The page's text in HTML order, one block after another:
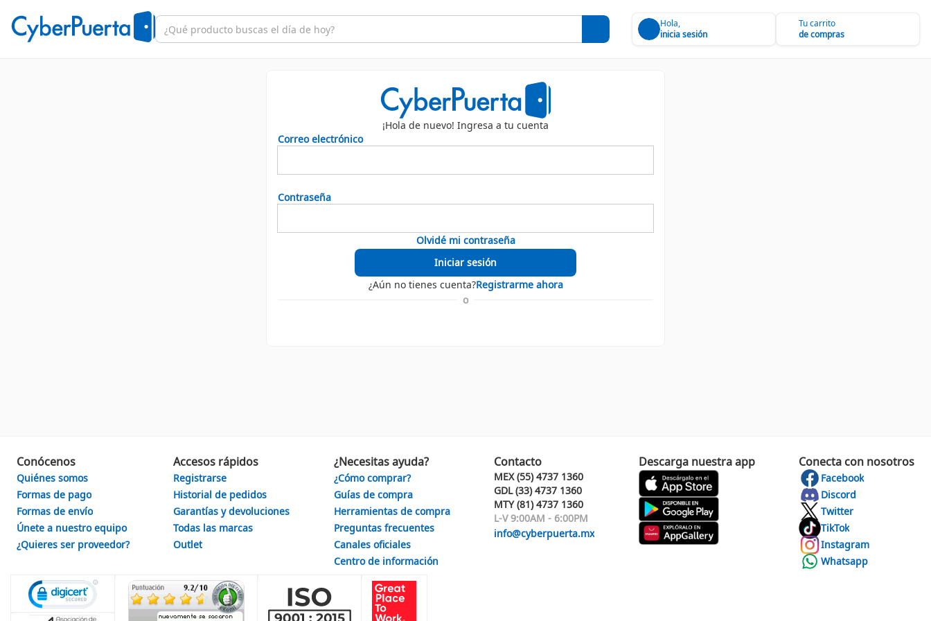
Hola,
inicia sesión
Tu carrito
de compras
¡Hola de nuevo! Ingresa a tu cuenta
Correo electrónico
Contraseña
Olvidé mi contraseña
Iniciar sesión
¿Aún no tienes cuenta?Registrarme ahora
o
Conócenos
Quiénes somos
Formas de pago
Formas de envío
Únete a nuestro equipo
¿Quieres ser proveedor?
Accesos rápidos
Registrarse
Historial de pedidos
Garantías y devoluciones
Todas las marcas
Outlet
¿Necesitas ayuda?
¿Cómo comprar?
Guías de compra
Herramientas de compra
Preguntas frecuentes
Canales oficiales
Centro de información
Contacto
MEX (55) 4737 1360
GDL (33) 4737 1360
MTY (81) 4737 1360
L-V 9:00AM - 6:00PM
info@cyberpuerta.mx
Descarga nuestra app Conecta con nosotros
Facebook
Discord
Twitter
TikTok
Instagram
Whatsapp